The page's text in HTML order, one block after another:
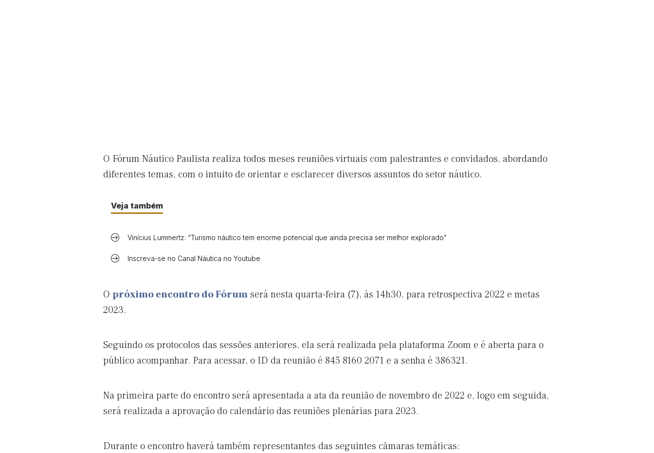
O Fórum Náutico Paulista realiza todos meses reuniões virtuais com palestrantes e convidados, abordando
diferentes temas, com o intuito de orientar e esclarecer diversos assuntos do setor náutico.
Veja também
Vinícius Lummertz: “Turismo náutico tem enorme potencial que ainda precisa ser melhor explorado”
Inscreva-se no Canal Náutica no Youtube
O próximo encontro do Fórum será nesta quarta-feira (7), às 14h30, para retrospectiva 2022 e metas
2023.
Seguindo os protocolos das sessões anteriores, ela será realizada pela plataforma Zoom e é aberta para o
público acompanhar. Para acessar, o ID da reunião é 845 8160 2071 e a senha é 386321.
Na primeira parte do encontro será apresentada a ata da reunião de novembro de 2022 e, logo em seguida,
será realizada a aprovação do calendário das reuniões plenárias para 2023.
Durante o encontro haverá também representantes das seguintes câmaras temáticas: